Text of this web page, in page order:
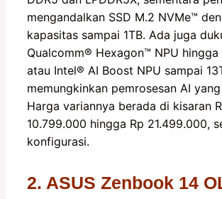
mengandalkan SSD M.2 NVMe™️
kapasitas sampai 1TB. Ada juga
Qualcomm®️ Hexagon™️ NPU hingga
atau Intel®️ AI Boost NPU sampai
memungkinkan pemrosesan AI
Harga variannya berada di kisaran
10.799.000 hingga Rp 21.499.000,
konfigurasi.
2. ASUS Zenbook 14